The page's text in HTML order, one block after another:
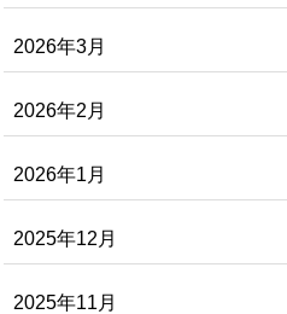
2026年3月
2026年2月
2026年1月
2025年12月
2025年11月